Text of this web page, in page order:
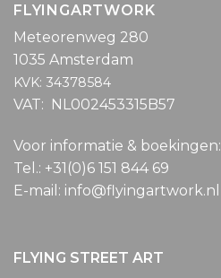
FLYINGARTWORK
Meteorenweg 280
1035 Amsterdam
KVK: 34378584
VAT: NL002453315B57
Voor informatie & boekingen:
Tel.: +31(0)6 151 844 69
E-mail: info@flyingartwork.nl
FLYING STREET ART